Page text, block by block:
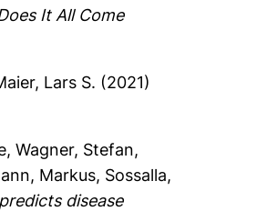
It All Come
Lars S. (2021)
,Wagner, Stefan,
Markus, Sossalla,
disease